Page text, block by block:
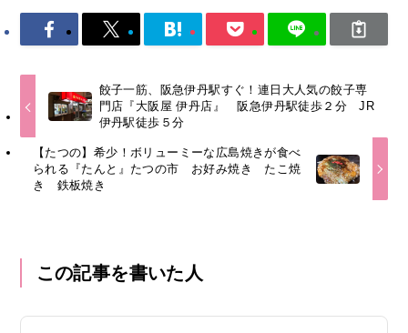
餃子一筋、阪急伊丹駅すぐ！連日大人気の餃子専
門店『大阪屋 伊丹店』 阪急伊丹駅徒歩２分 JR
伊丹駅徒歩５分
【たつの】希少！ボリューミーな広島焼きが食べ
られる『たんと』たつの市 お好み焼き たこ焼
き 鉄板焼き
この記事を書いた人